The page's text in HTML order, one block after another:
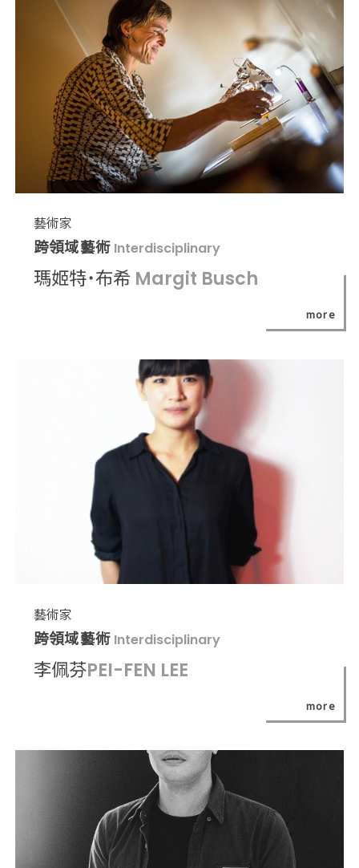
藝術家
跨領域藝術 Interdisciplinary
瑪姬特˙布希 Margit Busch
more
藝術家
跨領域藝術 Interdisciplinary
李佩芬PEI-FEN LEE
more